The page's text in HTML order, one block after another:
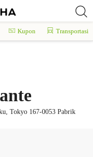
Kupon Transportasi
Tokyo 167-0053 Pabrik